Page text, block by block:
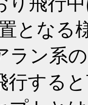
となる
ラン系
行する